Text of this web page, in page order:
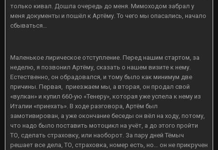
только кивал. Дошла очередь до меня. Мимоходом забрал у
меня документы и пошёл к Артёму. То чего мы опасались, начало
сбываться…
Маленькое лирическое отступление. Перед нашим стартом, за
неделю, я позвонил Артёму, сказать о нашем визите к нему.
Естественно, он обрадовался, и тому было как минимум две
причины. Первая, приезжаем мы, а вторая, он продал свой
«вулкан» и купил 660-ую «Тенеру», которая уже успела к нему из
Италии «приехать». В ходе разговора, Артём был
замотивирован, а уже окончание беседы он вёл на ходу, потому,
что надо было поставить мотоцикл на учёт, а до этого пройти
ТО, сделать страховку, или наоборот. За пару дней Тёмыч
решает все дела, ТО, страховка, номер есть, но… он не прикручен